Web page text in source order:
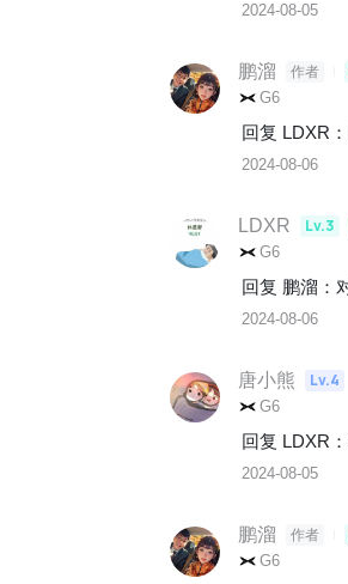
2024-08-05
鹏溜 作者
G6
回复 LDXR ：
2024-08-06
LDXR Lv.3
G6
回复 鹏溜 ：
2024-08-06
唐小熊 Lv.4
G6
回复 LDXR ：
2024-08-05
鹏溜 作者
G6